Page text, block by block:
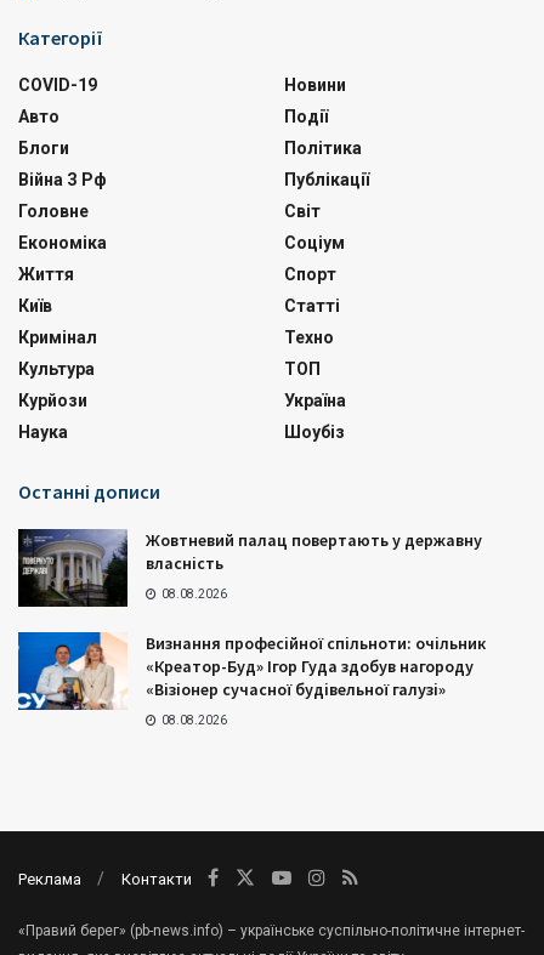
Категорії
COVID-19
Авто
Блоги
Війна З Рф
Головне
Економіка
Життя
Київ
Кримінал
Культура
Курйози
Наука
Новини
Події
Політика
Публікації
Світ
Соціум
Спорт
Статті
Техно
ТОП
Україна
Шоубіз
Останні дописи
Жовтневий палац повертають у державну
власність
08.08.2026
Визнання професійної спільноти: очільник
«Креатор-Буд» Ігор Гуда здобув нагороду
«Візіонер сучасної будівельної галузі»
08.08.2026
Реклама Контакти
«Правий берег» (pb-news.info) – українське суспільно-політичне інтернет-